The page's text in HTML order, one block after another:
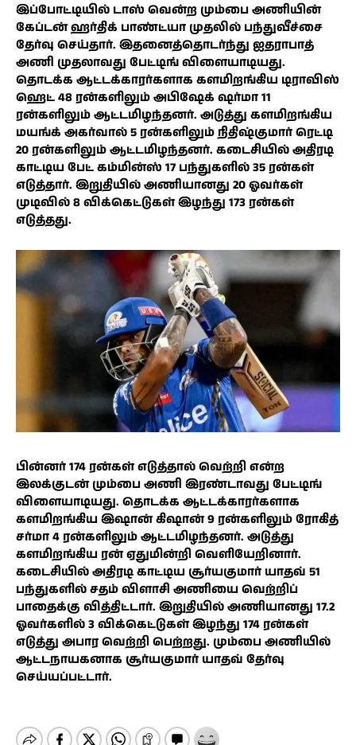
இப்போட்டியில் டாஸ் வென்ற மும்பை அணியின்
கேப்டன் ஹர்திக் பாண்ட்யா முதலில் பந்துவீச்சை
தேர்வு செய்தார். இதனைத்தொடர்ந்து ஐதராபாத்
அணி முதலாவது பேட்டிங் விளையாடியது.
தொடக்க ஆட்டக்காரர்களாக களமிறங்கிய டிராவிஸ்
ஹெட் 48 ரன்களிலும் அபிஷேக் ஷர்மா 11
ரன்களிலும் ஆட்டமிழந்தனர். அடுத்து களமிறங்கிய
மயங்க் அகர்வால் 5 ரன்களிலும் நிதிஷ்குமார் ரெட்டி
20 ரன்களிலும் ஆட்டமிழந்தனர். கடைசியில் அதிரடி
காட்டிய பேட் கம்மின்ஸ் 17 பந்துகளில் 35 ரன்கள்
எடுத்தார். இறுதியில் அணியானது 20 ஓவர்கள்
முடிவில் 8 விக்கெட்டுகள் இழந்து 173 ரன்கள்
எடுத்தது.
பின்னர் 174 ரன்கள் எடுத்தால் வெற்றி என்ற
இலக்குடன் மும்பை அணி இரண்டாவது பேட்டிங்
விளையாடியது. தொடக்க ஆட்டக்காரர்களாக
களமிறங்கிய இஷான் கிஷான் 9 ரன்களிலும் ரோகித்
சர்மா 4 ரன்களிலும் ஆட்டமிழந்தனர். அடுத்து
களமிறங்கிய ரன் ஏதுமின்றி வெளியேறினார்.
கடைசியில் அதிரடி காட்டிய சூர்யகுமார் யாதவ் 51
பந்துகளில் சதம் விளாசி அணியை வெற்றிப்
பாதைக்கு வித்திட்டார். இறுதியில் அணியானது 17.2
ஓவர்களில் 3 விக்கெட்டுகள் இழந்து 174 ரன்கள்
எடுத்து அபார வெற்றி பெற்றது. மும்பை அணியில்
ஆட்டநாயகனாக சூர்யகுமார் யாதவ் தேர்வு
செய்யப்பட்டார்.